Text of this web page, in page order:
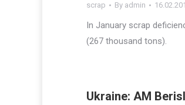
scrap By admin
In January scrap
(267 thousand tons).
Ukraine: AM